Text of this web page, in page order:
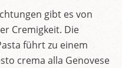
gibt es von
Cremigkeit. Die
führt zu einem
crema alla Genovese